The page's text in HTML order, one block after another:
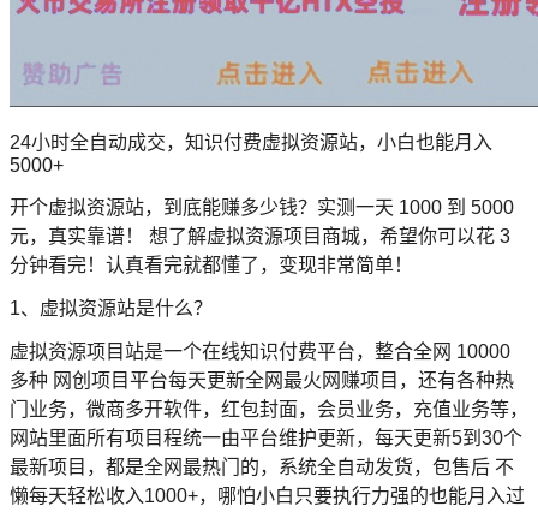
24小时全自动成交，知识付费虚拟资源站，小白也能月入
5000+
开个虚拟资源站，到底能赚多少钱？ 实测一天 1000 到 5000
元，真实靠谱！ 想了解虚拟资源项目商城，希望你可以花 3
分钟看完！认真看完就都懂了，变现非常简单！
1、虚拟资源站是什么？
虚拟资源项目站是一个在线知识付费平台，整合全网 10000
多种 网创项目平台每天更新全网最火网赚项目，还有各种热
门业务，微商多开软件，红包封面，会员业务，充值业务等，
网站里面所有项目程统一由平台维护更新，每天更新5到30个
最新项目，都是全网最热门的，系统全自动发货，包售后 不
懒每天轻松收入1000+，哪怕小白只要执行力强的也能月入过